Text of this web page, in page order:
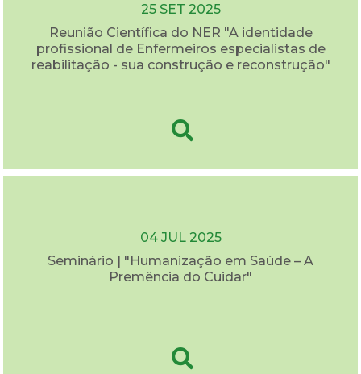
25 SET 2025
Reunião Científica do NER "A identidade
profissional de Enfermeiros especialistas de
reabilitação - sua construção e reconstrução"
04 JUL 2025
Seminário | "Humanização em Saúde – A
Premência do Cuidar"